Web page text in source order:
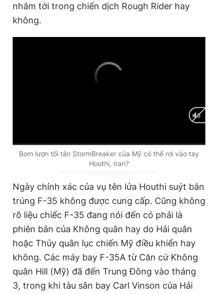
nhắm tới trong chiến dịch Rough Rider hay
không.
C
e
n
T
i
m
0:00 / D
t
i
o
n
0:00
Bom lượn tối tân StormBreaker của Mỹ có thể rơi vào tay
Houthi, Iran?
Ngày chính xác của vụ tên lửa Houthi suýt bắn
trúng F-35 không được cung cấp. Cũng không
rõ liệu chiếc F-35 đang nói đến có phải là
phiên bản của Không quân hay do Hải quân
hoặc Thủy quân lục chiến Mỹ điều khiển hay
không. Các máy bay F-35A từ Căn cứ Không
quân Hill (Mỹ) đã đến Trung Đông vào tháng
3, trong khi tàu sân bay Carl Vinson của Hải